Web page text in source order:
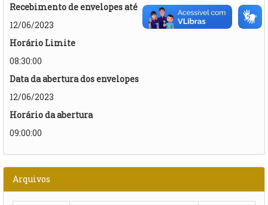
Recebimento de envelopes até
12/06/2023
Horário Limite
08:30:00
Data da abertura dos envelopes
12/06/2023
Horário da abertura
09:00:00
Arquivos